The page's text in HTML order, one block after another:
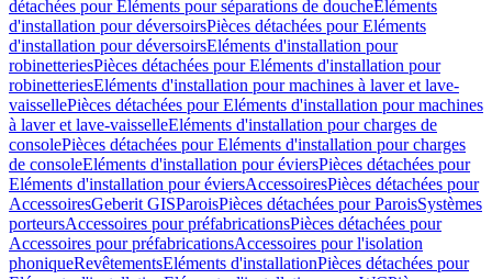
détachées pour Eléments pour séparations de doucheEléments
d'installation pour déversoirsPièces détachées pour Eléments
d'installation pour déversoirsEléments d'installation pour
robinetteriesPièces détachées pour Eléments d'installation pour
robinetteriesEléments d'installation pour machines à laver et lave-
vaissellePièces détachées pour Eléments d'installation pour machines
à laver et lave-vaisselleEléments d'installation pour charges de
consolePièces détachées pour Eléments d'installation pour charges
de consoleEléments d'installation pour éviersPièces détachées pour
Eléments d'installation pour éviersAccessoiresPièces détachées pour
AccessoiresGeberit GISParoisPièces détachées pour ParoisSystèmes
porteursAccessoires pour préfabricationsPièces détachées pour
Accessoires pour préfabricationsAccessoires pour l'isolation
phoniqueRevêtementsEléments d'installationPièces détachées pour